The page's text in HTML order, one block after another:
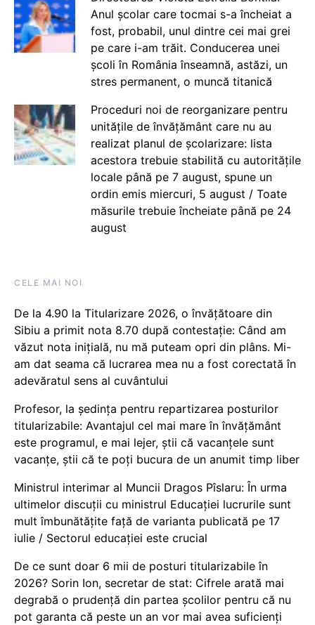
Anul școlar care tocmai s-a încheiat a
fost, probabil, unul dintre cei mai grei
pe care i-am trăit. Conducerea unei
școli în România înseamnă, astăzi, un
stres permanent, o muncă titanică
Proceduri noi de reorganizare pentru
unitățile de învățământ care nu au
realizat planul de școlarizare: lista
acestora trebuie stabilită cu autoritățile
locale până pe 7 august, spune un
ordin emis miercuri, 5 august / Toate
măsurile trebuie încheiate până pe 24
august
CELE MAI NOI
De la 4.90 la Titularizare 2026, o învățătoare din
Sibiu a primit nota 8.70 după contestație: Când am
văzut nota inițială, nu mă puteam opri din plâns. Mi-
am dat seama că lucrarea mea nu a fost corectată în
adevăratul sens al cuvântului
Profesor, la ședința pentru repartizarea posturilor
titularizabile: Avantajul cel mai mare în învățământ
este programul, e mai lejer, știi că vacanțele sunt
vacanţe, știi că te poți bucura de un anumit timp liber
Ministrul interimar al Muncii Dragos Pîslaru: În urma
ultimelor discuții cu ministrul Educației lucrurile sunt
mult îmbunătățite față de varianta publicată pe 17
iulie / Sectorul educației este crucial
De ce sunt doar 6 mii de posturi titularizabile în
2026? Sorin Ion, secretar de stat: Cifrele arată mai
degrabă o prudență din partea școlilor pentru că nu
pot garanta că peste un an vor mai avea suficienți